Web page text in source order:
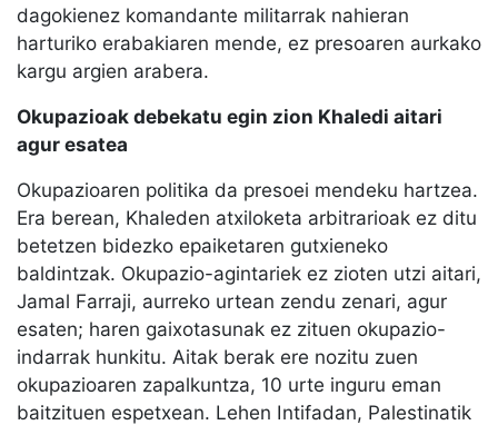
dagokienez komandante militarrak nahieran
harturiko erabakiaren mende, ez presoaren aurkako
kargu argien arabera.
Okupazioak debekatu egin zion Khaledi aitari
agur esatea
Okupazioaren politika da presoei mendeku hartzea.
Era berean, Khaleden atxiloketa arbitrarioak ez ditu
betetzen bidezko epaiketaren gutxieneko
baldintzak. Okupazio-agintariek ez zioten utzi aitari,
Jamal Farraji, aurreko urtean zendu zenari, agur
esaten; haren gaixotasunak ez zituen okupazio-
indarrak hunkitu. Aitak berak ere nozitu zuen
okupazioaren zapalkuntza, 10 urte inguru eman
baitzituen espetxean. Lehen Intifadan, Palestinatik